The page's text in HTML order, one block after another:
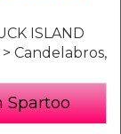
ISLAND
Candelabros,
Spartoo